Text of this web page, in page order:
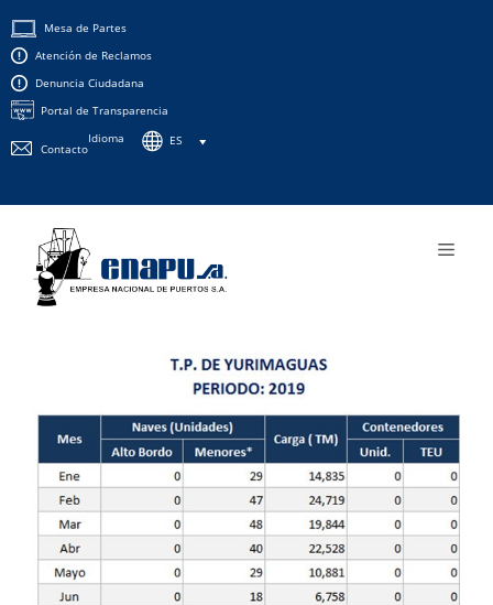
al
contenido
Mesa de Partes
Atención de Reclamos
Denuncia Ciudadana
Portal de Transparencia
Contacto
Idioma ES